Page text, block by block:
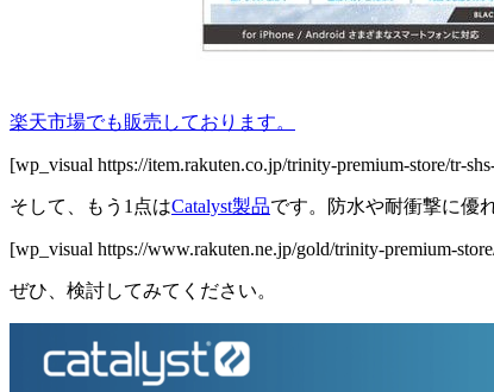
楽天市場でも販売しております。
[wp_visual https://item.rakuten.co.jp/trinity-premium-store/tr-
そして、もう1点はCatalyst製品です。防水や耐衝撃に優
[wp_visual https://www.rakuten.ne.jp/gold/trinity-premium-
ぜひ、検討してみてください。